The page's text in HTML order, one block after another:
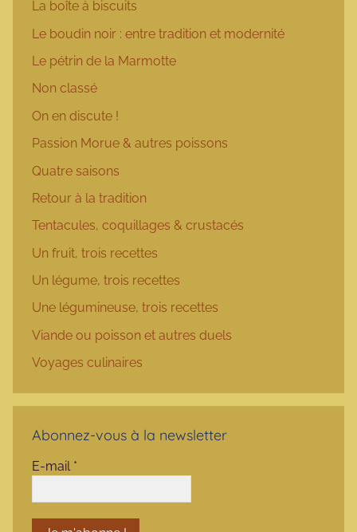
La boîte à biscuits
Le boudin noir : entre tradition et modernité
Le pétrin de la Marmotte
Non classé
On en discute !
Passion Morue & autres poissons
Quatre saisons
Retour à la tradition
Tentacules, coquillages & crustacés
Un fruit, trois recettes
Un légume, trois recettes
Une légumineuse, trois recettes
Viande ou poisson et autres duels
Voyages culinaires
Abonnez-vous à la newsletter
E-mail *